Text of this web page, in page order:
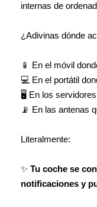
internas de
¿Adivinas dónde
📱 En el móvil
💻 En el portátil
🖥️ En los
📡 En las antenas
Literalmente:
✨ Tu coche se
notificaciones y